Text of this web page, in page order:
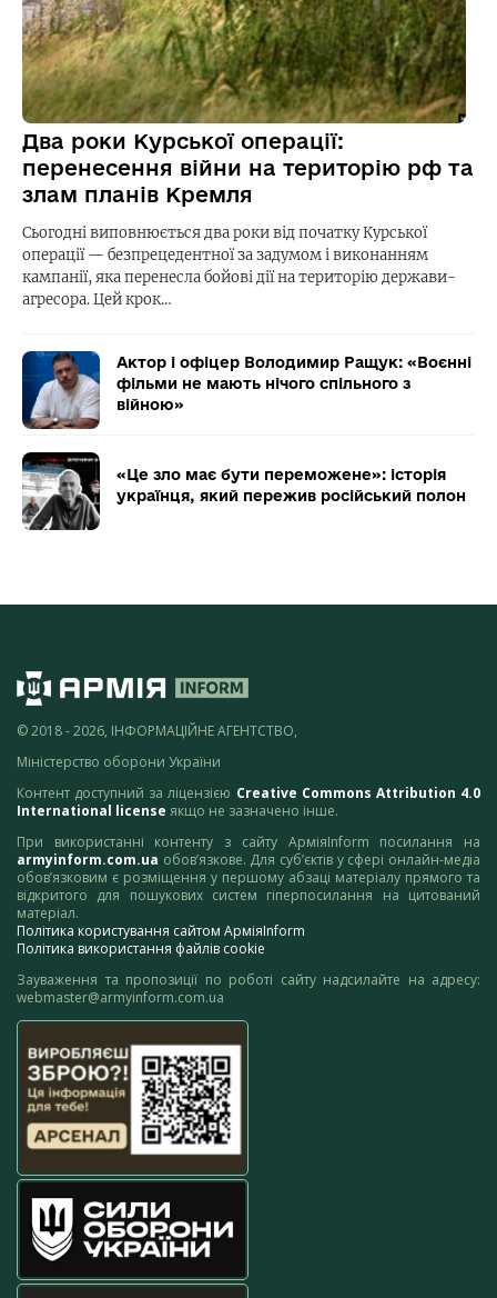
Два роки Курської операції:
перенесення війни на територію рф та
злам планів Кремля
Сьогодні виповнюється два роки від початку Курської
операції — безпрецедентної за задумом і виконанням
кампанії, яка перенесла бойові дії на територію держави-
агресора. Цей крок…
Актор і офіцер Володимир Ращук: «Воєнні
фільми не мають нічого спільного з
війною»
«Це зло має бути переможене»: історія
українця, який пережив російський полон
© 2018 - 2026, ІНФОРМАЦІЙНЕ АГЕНТСТВО,
Міністерство оборони України
Контент доступний за ліцензією Creative Commons Attribution 4.0
International license якщо не зазначено інше.
При використанні контенту з сайту АрміяInform посилання на
armyinform.com.ua обов’язкове. Для суб’єктів у сфері онлайн-медіа
обов’язковим є розміщення у першому абзаці матеріалу прямого та
відкритого для пошукових систем гіперпосилання на цитований
матеріал.
Політика користування сайтом АрміяInform
Політика використання файлів cookie
Зауваження та пропозиції по роботі сайту надсилайте на адресу:
webmaster@armyinform.com.ua